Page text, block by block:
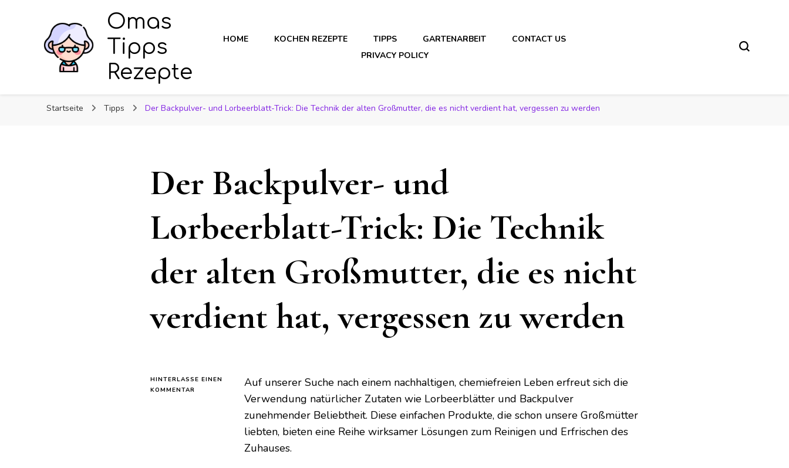
Omas
Tipps
Rezepte
HOME KOCHEN REZEPTE TIPPS GARTENARBEIT
CONTACT US
PRIVACY POLICY
Startseite Tipps Der Backpulver- und Lorbeerblatt-Trick: Die Technik der alten Großmutter, die es nicht verdient hat, vergessen zu werden
Der Backpulver- und
Lorbeerblatt-Trick: Die Technik
der alten Großmutter, die es nicht
verdient hat, vergessen zu werden
HINTERLASSE EINEN
KOMMENTAR
LORBEERBLATT-
Auf unserer Suche nach einem nachhaltigen, chemiefreien Leben erfreut sich die
Verwendung natürlicher Zutaten wie Lorbeerblätter und Backpulver
zunehmender Beliebtheit. Diese einfachen Produkte, die schon unsere Großmütter
liebten, bieten eine Reihe wirksamer Lösungen zum Reinigen und Erfrischen des
Zuhauses.